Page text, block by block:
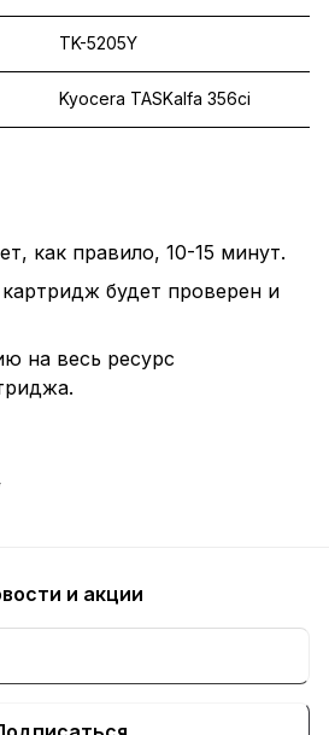
TK-5205Y
Kyocera TASKalfa 356ci
как правило, 10-15 минут.
будет проверен и
на весь ресурс
и акции